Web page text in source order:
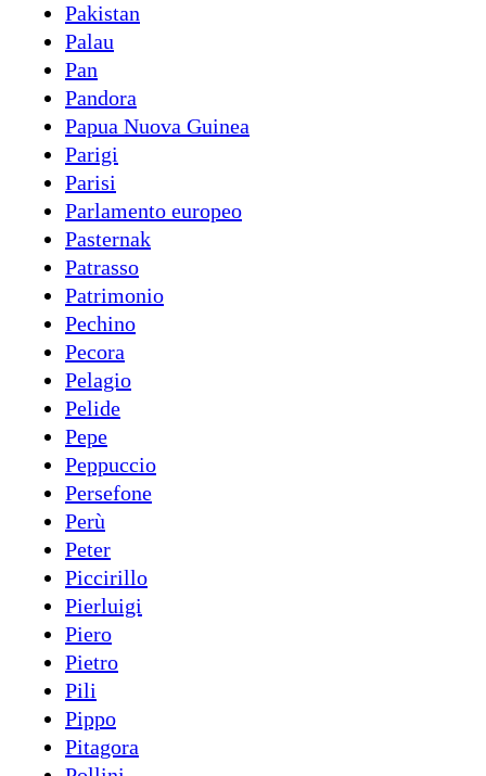
Pakistan
Palau
Pan
Pandora
Papua Nuova Guinea
Parigi
Parisi
Parlamento europeo
Pasternak
Patrasso
Patrimonio
Pechino
Pecora
Pelagio
Pelide
Pepe
Peppuccio
Persefone
Perù
Peter
Piccirillo
Pierluigi
Piero
Pietro
Pili
Pippo
Pitagora